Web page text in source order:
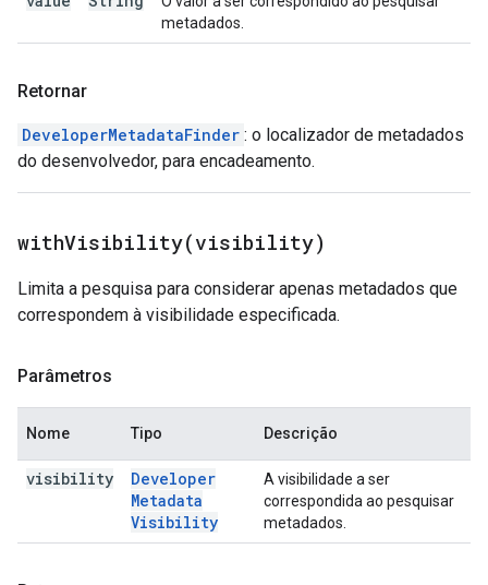
metadados.
Retornar
DeveloperMetadataFinder : o localizador de metadados
do desenvolvedor, para encadeamento.
withVisibility(visibility)
Limita a pesquisa para considerar apenas metadados que
correspondem à visibilidade especificada.
Parâmetros
Nome Tipo Descrição
visibility
Developer
Metadata
Visibility
A visibilidade a ser
correspondida ao pesquisar
metadados.